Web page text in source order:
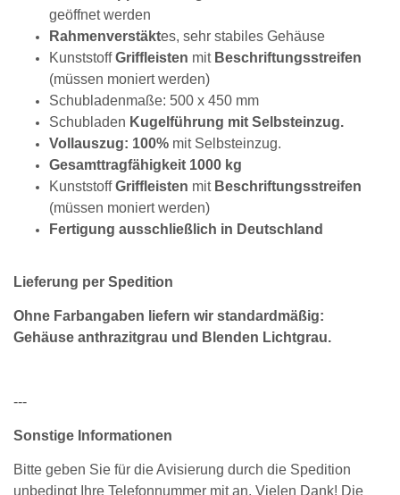
geöffnet werden
Rahmenverstäktes, sehr stabiles Gehäuse
KunststoffGriffleisten mit Beschriftungsstreifen
(müssen moniert werden)
Schubladenmaße: 500 x 450 mm
Schubladen Kugelführung mit Selbsteinzug.
Vollauszug: 100% mit Selbsteinzug.
Gesamttragfähigkeit 1000 kg
KunststoffGriffleisten mit Beschriftungsstreifen
(müssen moniert werden)
Fertigung ausschließlich in Deutschland
Lieferung per Spedition
Ohne Farbangaben liefern wir standardmäßig:
Gehäuse anthrazitgrau und Blenden Lichtgrau.
---
Sonstige Informationen
Bitte geben Sie für die Avisierung durch die Spedition
unbedingt Ihre Telefonnummer mit an. Vielen Dank! Die